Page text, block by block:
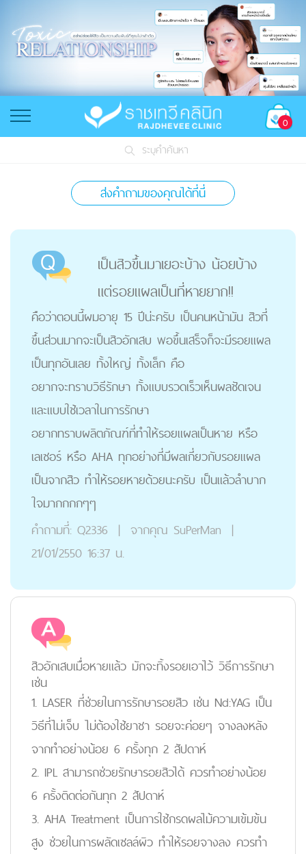
0
ระบุคำค้นหา
ส่งคำถามของคุณได้ที่นี่
เป็นสิวขึ้นมาเยอะบ้าง น้อยบ้าง
แต่รอยแผลเป็นที่หายยาก!!
คือว่าตอนนี้ผมอายุ 15 ปีน่ะครับ เป็นคนหน้ามัน สิวที่
ขึ้นส่วนมากจะเป็นสิวอักเสบ พอขึ้นเสร็จก็จะมีรอยแผล
เป็นทุกอันเลย ทั้งใหญ่ ทั้งเล็ก คือ
อยากจะทราบวิธีรักษา ทั้งแบบรวดเร็วเห็นผลชัดเจน
และแบบใช้เวลาในการรักษา
อยากทราบผลิตภัณฑ์ที่ทำให้รอยแผลเป็นหาย หรือ
เลเซอร์ หรือ AHA ทุกอย่างที่มีผลเกี่ยวกับรอยแผล
เป็นจากสิว ทำให้รอยหายด้วยนะครับ เป็นแล้วลำบาก
ใจมากกกกๆๆ
คำถามที่: Q2336 | จากคุณ SuPerMan |
21/01/2550 16:37 น.
สิวอักเสบเมื่อหายแล้ว มักจะทิ้งรอยเอาไว้ วิธีการรักษา
เช่น
1. LASER ที่ช่วยในการรักษารอยสิว เช่น Nd:YAG เป็น
วิธีที่ไม่เจ็บ ไม่ต้องใช้ยาชา รอยจะค่อยๆ จางลงหลัง
จากทำอย่างน้อย 6 ครั้งทุก 2 สัปดาห์
2. IPL สามารถช่วยรักษารอยสิวได้ ควรทำอย่างน้อย
6 ครั้งติดต่อกันทุก 2 สัปดาห์
3. AHA Treatment เป็นการใช้กรดผลไม้ความเข้มข้น
สูง ช่วยในการผลัดเซลล์ผิว ทำให้รอยจางลง ควรทำ